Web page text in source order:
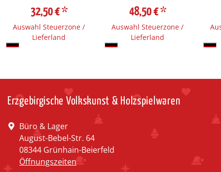
32,50 €*
Auswahl Steuerzone /
Lieferland
48,50 €*
Auswahl Steuerzone /
Lieferland
Erzgebirgische Volkskunst & Holzspielwaren
Büro & Lager
August-Bebel-Str. 64
08344 Grünhain-Beierfeld
Öffnungszeiten